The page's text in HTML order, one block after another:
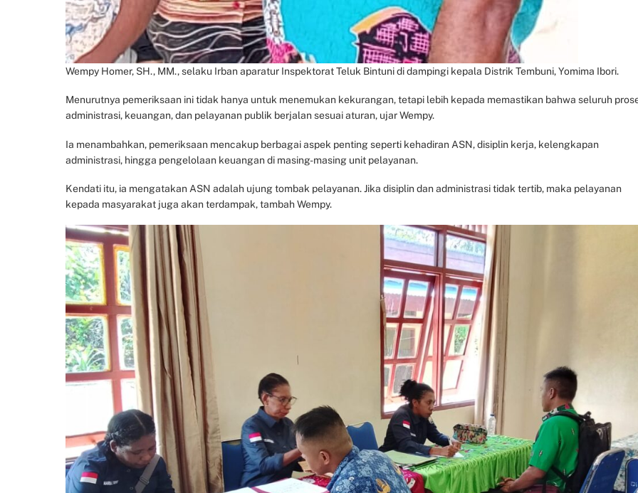
Wempy Homer, SH., MM., selaku Irban aparatur Inspektorat Teluk Bintuni di dampingi kepala Distrik Tembuni, Yomima Ibori.
Menurutnya pemeriksaan ini tidak hanya untuk menemukan kekurangan, tetapi lebih kepada memastikan bahwa seluruh
administrasi, keuangan, dan pelayanan publik berjalan sesuai aturan, ujar Wempy.
Ia menambahkan, pemeriksaan mencakup berbagai aspek penting seperti kehadiran ASN, disiplin kerja, kelengkapan
administrasi, hingga pengelolaan keuangan di masing-masing unit pelayanan.
Kendati itu, ia mengatakan ASN adalah ujung tombak pelayanan. Jika disiplin dan administrasi tidak tertib, maka pelayanan
kepada masyarakat juga akan terdampak, tambah Wempy.